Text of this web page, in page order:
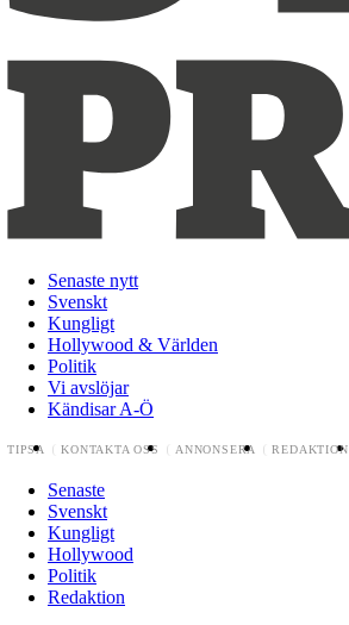
Senaste nytt
Svenskt
Kungligt
Hollywood & Världen
Politik
Vi avslöjar
Kändisar A-Ö
TIPSA KONTAKTA OSS ANNONSERA REDAKTION
Senaste
Svenskt
Kungligt
Hollywood
Politik
Redaktion